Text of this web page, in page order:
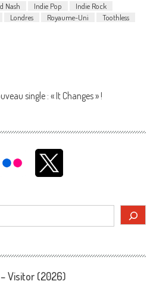
Nash Indie Pop
Indie Rock
Londres Royaume-Uni Toothless
single : « It Changes » !
– Visitor (2026)